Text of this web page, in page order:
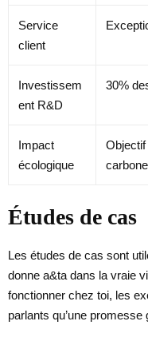
Service
client
Investissem
ent R&D
30%
Impact
écologique
Études de cas
Les études de cas sont
donne a&ta dans la vraie
fonctionner chez toi, les
parlants qu’une promesse